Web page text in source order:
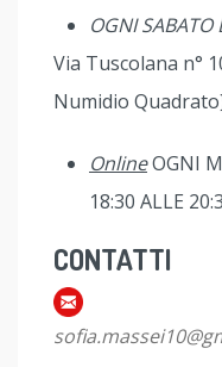
OGNI SABATO
Via Tuscolana n°
Numidio
OnlineOGNI
18:30 ALLE
CONTATTI